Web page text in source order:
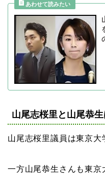
山尾志桜里と山尾恭
山尾志桜里議員は東京大
一方山尾恭生さんも東京